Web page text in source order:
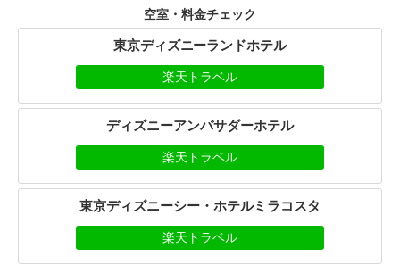
空室・料金チェック
東京ディズニーランドホテル
楽天トラベル
ディズニーアンバサダーホテル
楽天トラベル
東京ディズニーシー・ホテルミラコスタ
楽天トラベル